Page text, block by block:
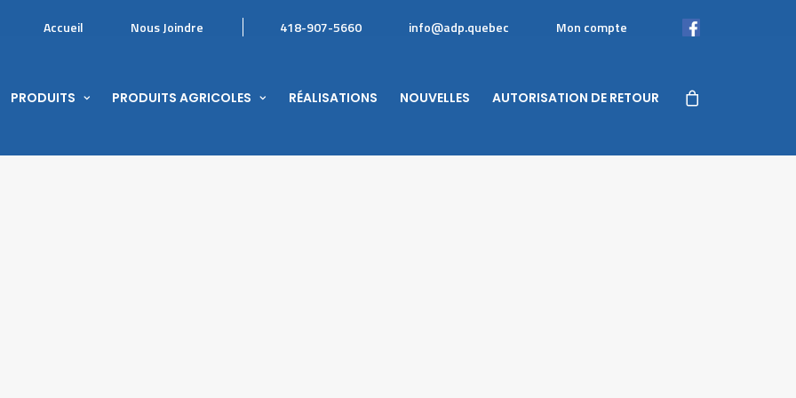
Accueil Nous Joindre 418-907-5660 info@adp.quebec Mon compte Facebook
PRODUITS PRODUITS AGRICOLES RÉALISATIONS NOUVELLES AUTORISATION DE RETOUR